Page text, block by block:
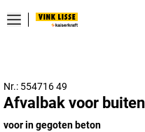
Nr.: 554716 49
Afvalbak voor buiten
voor in gegoten beton